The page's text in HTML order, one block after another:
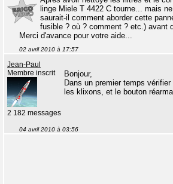
linge Miele T 4422 C tourne... mais
saurait-il comment aborder cette
fusible ? où ? comment ? etc.) avant
Merci d'avance pour votre aide...
02 avril 2010 à 17:57
Jean-Paul
Membre inscrit
2 182 messages
Bonjour,
Dans un premier temps
les klixons, et le bouton
04 avril 2010 à 03:56